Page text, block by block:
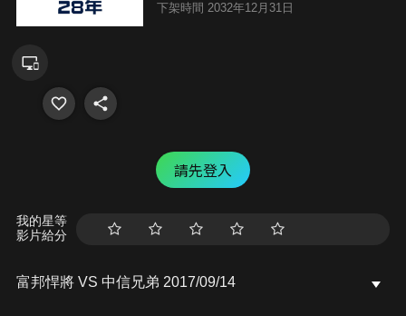
下架時間 2032年12月31日
請先登入
我的星等
影片給分
富邦悍將 VS 中信兄弟 2017/09/14